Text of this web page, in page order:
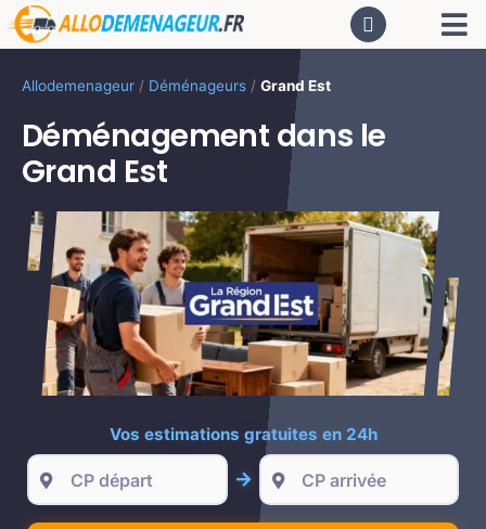
Passer
au
Allodemenageur / Déménageurs / Grand Est
Déménagement dans le
Grand Est
Vos estimations gratuites en 24h